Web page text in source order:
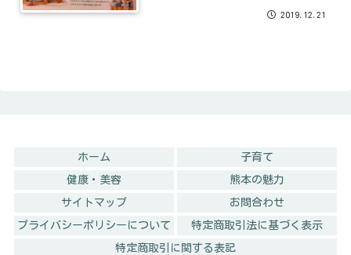
2019.12.21
ホーム 子育て
健康・美容 熊本の魅力
サイトマップ お問合わせ
プライバシーポリシーについて 特定商取引法に基づく表示
特定商取引に関する表記